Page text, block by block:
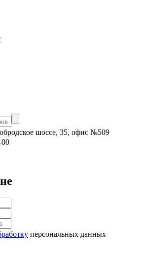
шоссе, 35, офис №509
персональных данных